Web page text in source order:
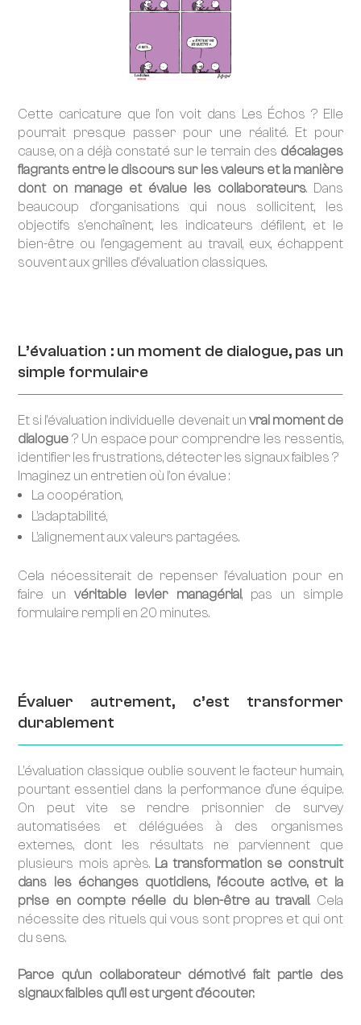
Cette caricature que l’on voit dans Les Échos ? Elle
pourrait presque passer pour une réalité. Et pour
cause, on a déjà constaté sur le terrain des décalages
flagrants entre le discours sur les valeurs et la manière
dont on manage et évalue les collaborateurs. Dans
beaucoup d’organisations qui nous sollicitent, les
objectifs s’enchaînent, les indicateurs défilent, et le
bien-être ou l’engagement au travail, eux, échappent
souvent aux grilles d’évaluation classiques.
L’évaluation : un moment de dialogue, pas un
simple formulaire
Et si l’évaluation individuelle devenait un vrai moment de
dialogue? Un espace pour comprendre les ressentis,
identifier les frustrations, détecter les signaux faibles ?
Imaginez un entretien où l’on évalue :
La coopération,
L’adaptabilité,
L’alignement aux valeurs partagées.
Cela nécessiterait de repenser l’évaluation pour en
faire unvéritable levier managérial, pas un simple
formulaire rempli en 20 minutes.
Évaluer autrement, c’est transformer
durablement
L’évaluation classique oublie souvent le facteur humain,
pourtant essentiel dans la performance d’une équipe.
On peut vite se rendre prisonnier de survey
automatisées et déléguées à des organismes
externes, dont les résultats ne parviennent que
plusieurs mois après. La transformation se construit
dans les échanges quotidiens, l’écoute active, et la
prise en compte réelle du bien-être au travail. Cela
nécessite des rituels qui vous sont propres et qui ont
du sens.
Parce qu’un collaborateur démotivé fait partie des
signaux faibles qu’il est urgent d’écouter.